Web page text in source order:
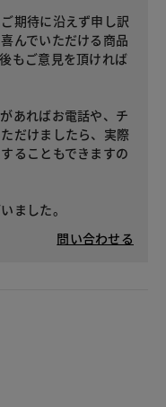
期待に沿えず申し訳
んでいただける商品
もご意見を頂ければ
あればお電話や、チ
だけましたら、実際
ることもできますの
ました。
問い合わせる